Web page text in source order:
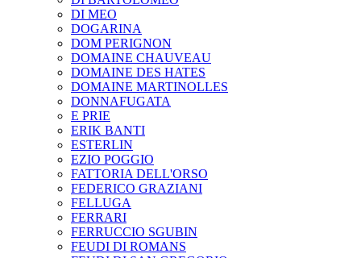
DI MEO
DOGARINA
DOM PERIGNON
DOMAINE CHAUVEAU
DOMAINE DES HATES
DOMAINE MARTINOLLES
DONNAFUGATA
E PRIE
ERIK BANTI
ESTERLIN
EZIO POGGIO
FATTORIA DELL'ORSO
FEDERICO GRAZIANI
FELLUGA
FERRARI
FERRUCCIO SGUBIN
FEUDI DI ROMANS